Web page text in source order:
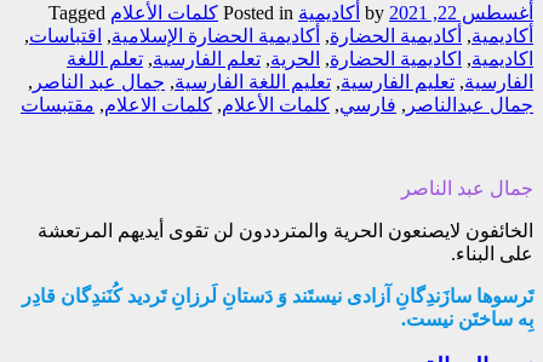
أغسطس 22, 2021 أکادیمیة Posted in کلمات الأعلام Tagged
أكاديمية, أكاديمية الحضارة, أكاديمية الحضارة الإسلامية, اقتباسات,
اكاديمية, اكاديمية الحضارة, الحرية, تعلم الفارسية, تعلم اللغة
الفارسية, تعليم الفارسية, تعليم اللغة الفارسية, جمال عبد الناصر ,
جمال عبدالناصر , فارسي, كلمات الأعلام, كلمات الاعلام, مقتبسات
جمال عبد الناصر
الخائفون لايصنعون الحرية والمترددون لن تقوى أيديهم المرتعشة
على البناء.
تَرسوها سازَندِگانِ آزادی نیستَند وَ دَستانِ لَرزانِ تَردید کُنَندِگان قادِر
بِه ساختَن نیست.